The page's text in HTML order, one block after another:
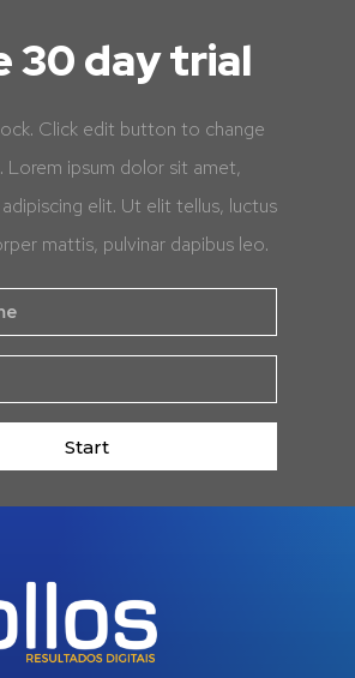
30 day trial
Click edit button to change
Lorem ipsum dolor sit amet,
elit. Ut elit tellus, luctus
mattis, pulvinar dapibus leo.
Start